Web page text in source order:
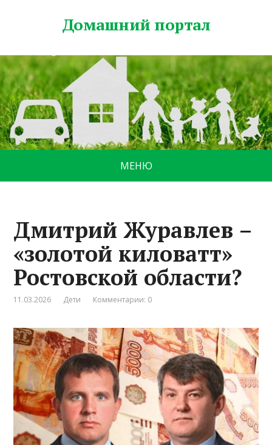
Домашний портал
МЕНЮ
Дмитрий Журавлев –
«золотой киловатт»
Ростовской области?
11.03.2026 Дети Комментарии: 0